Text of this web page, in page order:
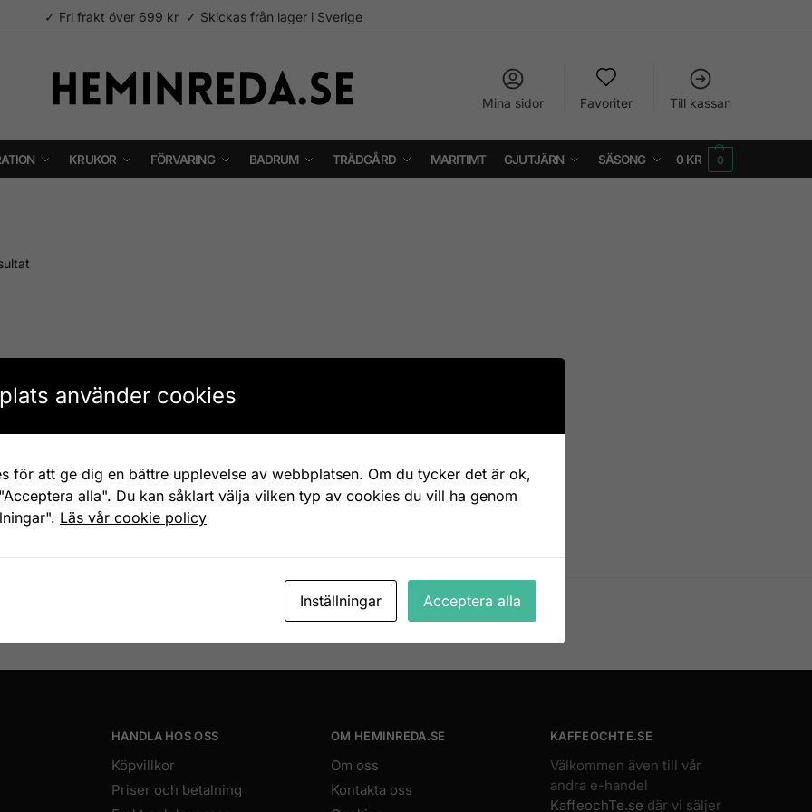
✓ Fri frakt över 699 kr ✓ Skickas från lager i Sverige
Mina sidor Favoriter Till kassan
KRUKOR FÖRVARING BADRUM TRÄDGÅRD MARITIMT GJUTJÄRN SÄSONG 0 KR 0
Snabb, enkel och säker betalning Enkel retur
HANDLA HOS OSS
Köpvillkor
Priser och betalning
OM HEMINREDA.SE
Om oss
Kontakta oss
KAFFEOCHTE.SE
Välkommen även till vår
andra e-handel
KaffeochTe.se där vi säljer
använder cookies
för att ge dig en bättre upplevelse av webbplatsen. Om du tycker det är ok,
alla". Du kan såklart välja vilken typ av cookies du vill ha genom
Läs vår cookie policy
Inställningar Acceptera alla